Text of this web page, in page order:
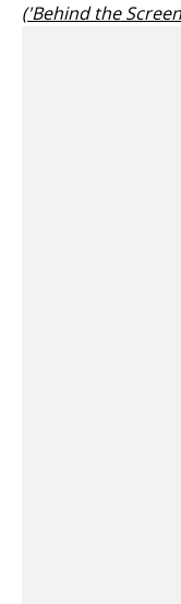
('Behind the